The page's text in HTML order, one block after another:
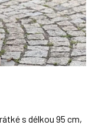
s délkou 95 cm,